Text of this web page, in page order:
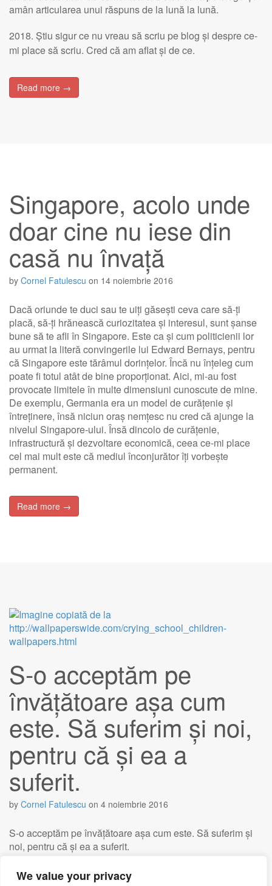
We value your privacy
amân articularea unui răspuns de la lună la lună.
2018. Știu sigur ce nu vreau să scriu pe blog și despre ce-
mi place să scriu. Cred că am aflat și de ce.
Read more →
Singapore, acolo unde
doar cine nu iese din
casă nu învață
by Cornel Fatulescu on 14 noiembrie 2016
Dacă oriunde te duci sau te uiți găsești ceva care să-ți
placă, să-ți hrănească curiozitatea și interesul, sunt șanse
bune să te afli în Singapore. Este ca și cum politicienii lor
au urmat la literă convingerile lui Edward Bernays, pentru
că Singapore este tărâmul dorințelor. Încă nu înțeleg cum
poate fi totul atât de bine proporționat. Aici, mi-au fost
provocate limitele în multe dimensiuni cunoscute de mine.
De exemplu, Germania era un model de curățenie și
întreținere, însă niciun oraș nemțesc nu cred că ajunge la
nivelul Singapore-ului. Însă dincolo de curățenie,
infrastructură și dezvoltare economică, ceea ce-mi place
cel mai mult este că mediul înconjurător îți vorbește
permanent.
Read more →
S-o acceptăm pe
învățătoare așa cum
este. Să suferim și noi,
pentru că și ea a
suferit.
by Cornel Fatulescu on 4 noiembrie 2016
S-o acceptăm pe învățătoare așa cum este. Să suferim și
noi, pentru că și ea a suferit.
Read more →